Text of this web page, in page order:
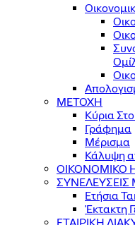
ΜΕΤΟΧΗ
Κύρια
Γράφημα
Μέρισμα
Κάλυψη
ΟΙΚΟΝΟΜΙΚΟ
Ετήσια
Έκτακτη